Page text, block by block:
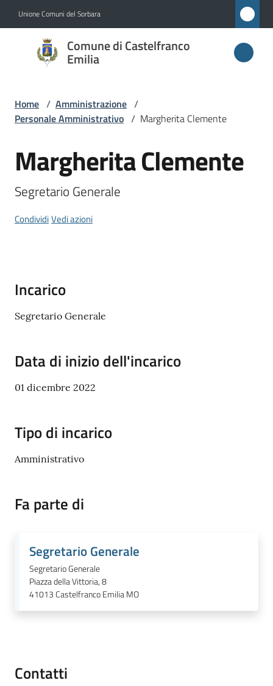
Unione Comuni del Sorbara
Comune di Castelfranco
Emilia
Comune di
Castelfranco
Novità
Servizi
gli
argomenti...
su
Home / Amministrazione /
Personale Amministrativo / Margherita Clemente
Salta al contenuto
Margherita Clemente
Segretario Generale
CondividiVedi azioni
Incarico
Segretario Generale
Data di inizio dell'incarico
01 dicembre 2022
Tipo di incarico
Amministrativo
Fa parte di
Segretario Generale
Segretario Generale
Piazza della Vittoria, 8
41013Castelfranco Emilia MO
Contatti